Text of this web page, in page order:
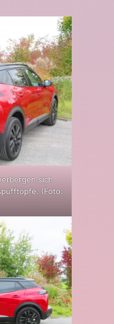
sich
(Foto: